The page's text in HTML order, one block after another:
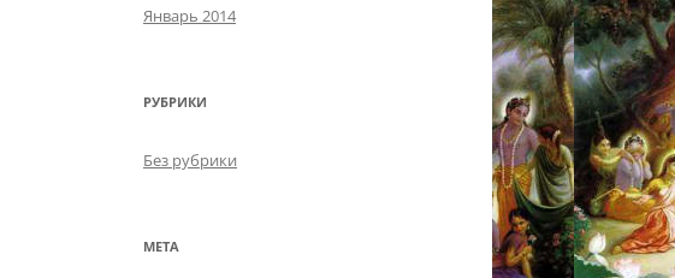
Январь 2014
РУБРИКИ
Без рубрики
МЕТА